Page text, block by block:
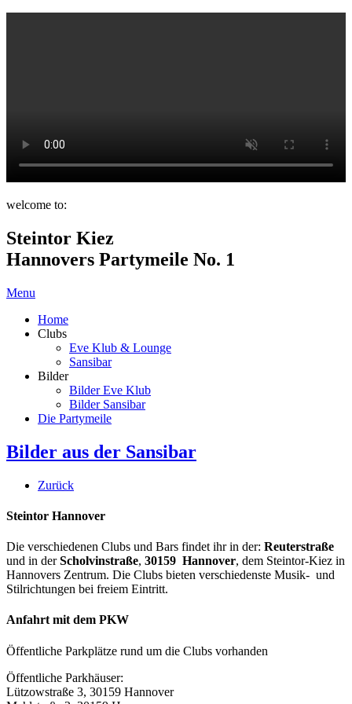
welcome to:
Steintor Kiez
Hannovers Partymeile No. 1
Menu
Home
Clubs
Eve Klub & Lounge
Sansibar
Bilder
Bilder Eve Klub
Bilder Sansibar
Die Partymeile
Bilder aus der Sansibar
Zurück
Steintor Hannover
Die verschiedenen Clubs und Bars findet ihr in der: Reuterstraße
und in derScholvinstraße, 30159 Hannover, dem Steintor-Kiez in
Hannovers Zentrum. Die Clubs bieten verschiedenste Musik- und
Stilrichtungen bei freiem Eintritt.
Anfahrt mit dem PKW
Öffentliche Parkplätze rund um die Clubs vorhanden
Öffentliche Parkhäuser:
Lützowstraße 3, 30159 Hannover